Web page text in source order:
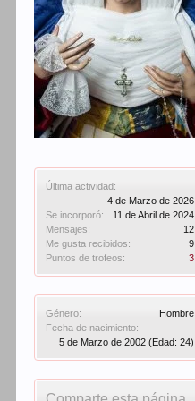
Última actividad:
4 de Marzo de 2026
Se incorporó:
11 de Abril de 2024
Mensajes:
12
Me gusta recibidos:
9
Puntos de trofeos:
3
Género:
Hombre
Fecha de nacimiento:
5 de Marzo de 2002 (Edad: 24)